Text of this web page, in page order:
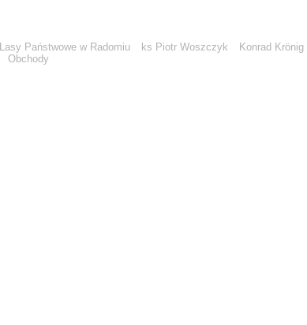
Lasy Państwowe w Radomiu ks Piotr Woszczyk Konrad Krönig
Obchody